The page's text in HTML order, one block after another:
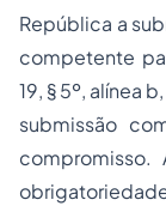
República a
competente
19, § 5º, alínea
submissão
compromisso.